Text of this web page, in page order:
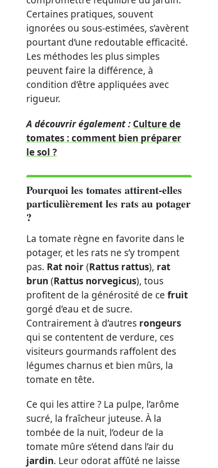
Certaines pratiques, souvent
ignorées ou sous-estimées, s’avèrent
pourtant d’une redoutable efficacité.
Les méthodes les plus simples
peuvent faire la différence, à
condition d’être appliquées avec
rigueur.
A découvrir également : Culture de
tomates : comment bien préparer
le sol ?
Pourquoi les tomates attirent-elles
particulièrement les rats au potager
?
La tomate règne en favorite dans le
potager, et les rats ne s’y trompent
pas. Rat noir(Rattus rattus), rat
brun (Rattus norvegicus), tous
profitent de la générosité de ce fruit
gorgé d’eau et de sucre.
Contrairement à d’autres rongeurs
qui se contentent de verdure, ces
visiteurs gourmands raffolent des
légumes charnus et bien mûrs, la
tomate en tête.
Ce qui les attire ? La pulpe, l’arôme
sucré, la fraîcheur juteuse. À la
tombée de la nuit, l’odeur de la
tomate mûre s’étend dans l’air du
jardin. Leur odorat affûté ne laisse